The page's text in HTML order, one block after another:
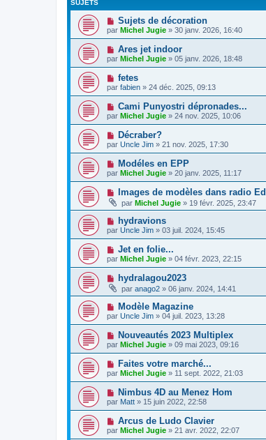
SUJETS
Sujets de décoration
par Michel Jugie » 30 janv. 2026, 16:40
Ares jet indoor
par Michel Jugie » 05 janv. 2026, 18:48
fetes
par fabien » 24 déc. 2025, 09:13
Cami Punyostri dépronades...
par Michel Jugie » 24 nov. 2025, 10:06
Décraber?
par Uncle Jim » 21 nov. 2025, 17:30
Modéles en EPP
par Michel Jugie » 20 janv. 2025, 11:17
Images de modèles dans radio
par Michel Jugie » 19 févr. 2025, 23:47
hydravions
par Uncle Jim » 03 juil. 2024, 15:45
Jet en folie...
par Michel Jugie » 04 févr. 2023, 22:15
hydralagou2023
par anago2 » 06 janv. 2024, 14:41
Modèle Magazine
par Uncle Jim » 04 juil. 2023, 13:28
Nouveautés 2023 Multiplex
par Michel Jugie » 09 mai 2023, 09:16
Faites votre marché...
par Michel Jugie » 11 sept. 2022, 21:03
Nimbus 4D au Menez Hom
par Matt » 15 juin 2022, 22:58
Arcus de Ludo Clavier
par Michel Jugie » 21 avr. 2022, 22:07